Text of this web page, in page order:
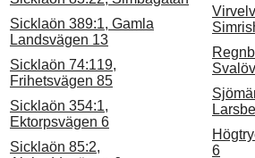
Sicklaön 389:1, Gamla
Landsvägen 13
Sicklaön 74:119,
Frihetsvägen 85
Sicklaön 354:1,
Ektorpsvägen 6
Sicklaön 85:2,
6